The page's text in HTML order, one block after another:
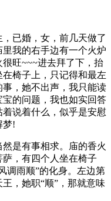
已婚，女，前几天做了
我的右手边有一个火炉
旺~~~进去拜了下，抬
椅子上，只记得和最左
，她不出声，我只能读
的问题，我也如实回答
说着什么，似乎是安慰
梦!
是有事相求。庙的香火
，有四个人坐在椅子
调雨顺”的化身。左边第
，她职“顺”，那就意味